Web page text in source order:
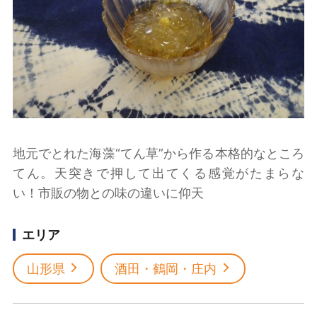
地元でとれた海藻“てん草”から作る本格的なところ
てん。天突きで押して出てくる感覚がたまらな
い！市販の物との味の違いに仰天
エリア
山形県 酒田・鶴岡・庄内